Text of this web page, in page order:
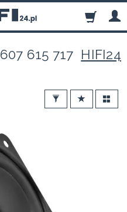
607 615 717 HIFI24